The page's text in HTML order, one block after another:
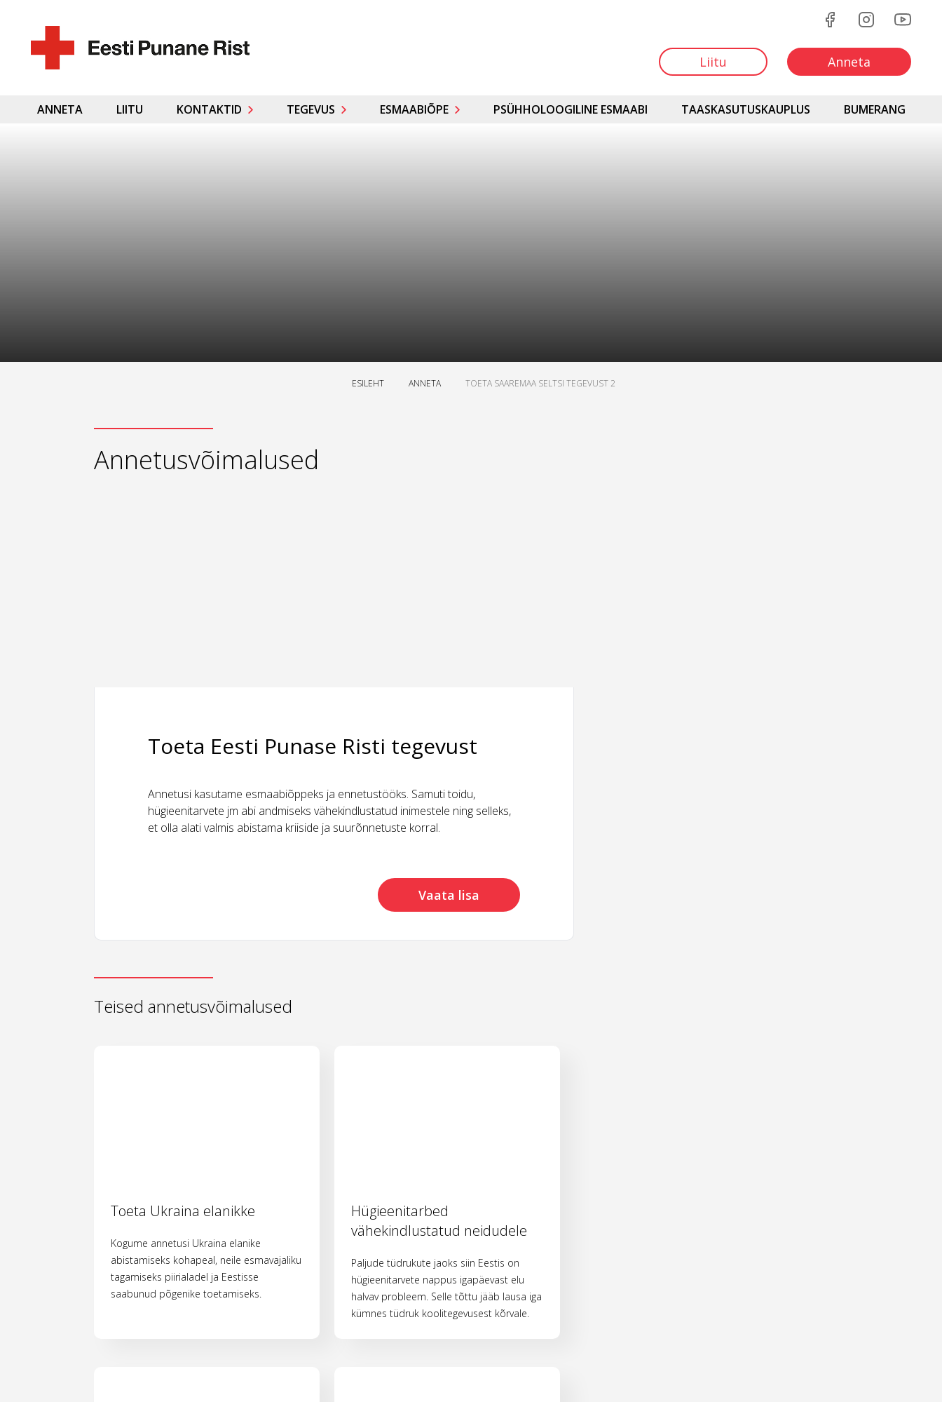
Liitu Anneta
ANNETA LIITU KONTAKTID TEGEVUS ESMAABIÕPE PSÜHHOLOOGILINE ESMAABI TAASKASUTUSKAUPLUS BUMERANG
ESILEHT ANNETA TOETA SAAREMAA SELTSI TEGEVUST 2
Annetusvõimalused
Toeta Eesti Punase Risti tegevust
Annetusi kasutame esmaabiõppeks ja ennetustööks. Samuti toidu,
hügieenitarvete jm abi andmiseks vähekindlustatud inimestele ning selleks,
et olla alati valmis abistama kriiside ja suurõnnetuste korral.
Vaata lisa
Teised annetusvõimalused
Toeta Ukraina elanikke
Kogume annetusi Ukraina elanike
abistamiseks kohapeal, neile esmavajaliku
tagamiseks piirialadel ja Eestisse
saabunud põgenike toetamiseks.
Hügieenitarbed
vähekindlustatud neidudele
Paljude tüdrukute jaoks siin Eestis on
hügieenitarvete nappus igapäevast elu
halvav probleem. Selle tõttu jääb lausa iga
kümnes tüdruk koolitegevusest kõrvale.